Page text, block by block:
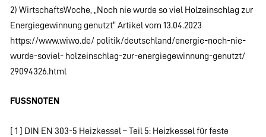
2) WirtschaftsWoche, „Noch nie wurde so viel Holzeinschlag zur
Energiegewinnung genutzt“ Artikel vom 13.04.2023
https://www.wiwo.de/ politik/deutschland/energie-noch-nie-
wurde-soviel- holzeinschlag-zur-energiegewinnung-genutzt/
29094326.html
FUSSNOTEN
[ 1 ] DIN EN 303-5 Heizkessel – Teil 5: Heizkessel für feste